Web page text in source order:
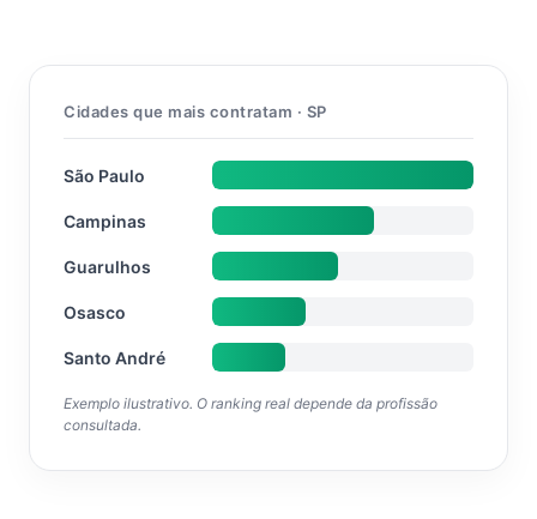
Cidades que mais contratam · SP
São Paulo
Campinas
Guarulhos
Osasco
Santo André
Exemplo ilustrativo. O ranking real depende da profissão
consultada.